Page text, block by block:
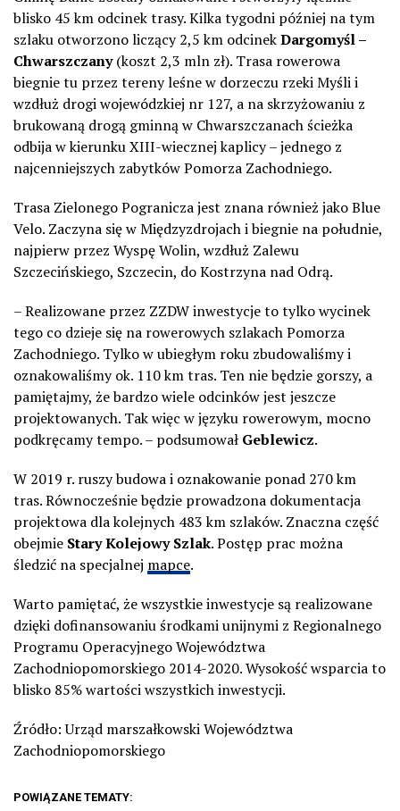
blisko 45 km odcinek trasy. Kilka tygodni później na tym
szlaku otworzono liczący 2,5 km odcinekDargomyśl –
Chwarszczany(koszt 2,3 mln zł). Trasa rowerowa
biegnie tu przez tereny leśne w dorzeczu rzeki Myśli i
wzdłuż drogi wojewódzkiej nr 127, a na skrzyżowaniu z
brukowaną drogą gminną w Chwarszczanach ścieżka
odbija w kierunku XIII-wiecznej kaplicy – jednego z
najcenniejszych zabytków Pomorza Zachodniego.
Trasa Zielonego Pogranicza jest znana również jako Blue
Velo. Zaczyna się w Międzyzdrojach i biegnie na południe,
najpierw przez Wyspę Wolin, wzdłuż Zalewu
Szczecińskiego, Szczecin, do Kostrzyna nad Odrą.
– Realizowane przez ZZDW inwestycje to tylko wycinek
tego co dzieje się na rowerowych szlakach Pomorza
Zachodniego. Tylko w ubiegłym roku zbudowaliśmy i
oznakowaliśmy ok. 110 km tras. Ten nie będzie gorszy, a
pamiętajmy, że bardzo wiele odcinków jest jeszcze
projektowanych. Tak więc w języku rowerowym, mocno
podkręcamy tempo. – podsumował Geblewicz.
W 2019 r. ruszy budowa i oznakowanie ponad 270 km
tras. Równocześnie będzie prowadzona dokumentacja
projektowa dla kolejnych 483 km szlaków. Znaczna część
obejmie Stary Kolejowy Szlak. Postęp prac można
śledzić na specjalnej mapce.
Warto pamiętać, że wszystkie inwestycje są realizowane
dzięki dofinansowaniu środkami unijnymi z Regionalnego
Programu Operacyjnego Województwa
Zachodniopomorskiego 2014-2020. Wysokość wsparcia to
blisko 85% wartości wszystkich inwestycji.
Źródło: Urząd marszałkowski Województwa
Zachodniopomorskiego
POWIĄZANE TEMATY: